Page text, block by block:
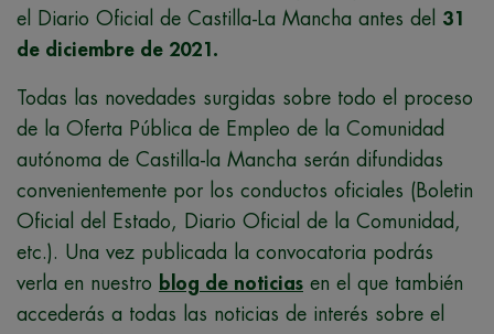
el Diario Oficial de Castilla-La Mancha antes del 31
de diciembre de 2021.
Todas las novedades surgidas sobre todo el proceso
de la Oferta Pública de Empleo de la Comunidad
autónoma de Castilla-la Mancha serán difundidas
convenientemente por los conductos oficiales (Boletin
Oficial del Estado, Diario Oficial de la Comunidad,
etc.). Una vez publicada la convocatoria podrás
verla en nuestro blog de noticias en el que también
accederás a todas las noticias de interés sobre el